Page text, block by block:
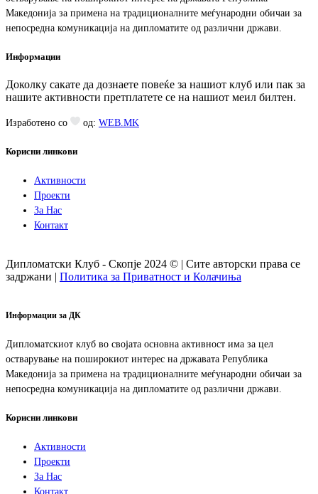
Македонија за примена на традиционалните меѓународни обичаи за
непосредна комуникација на дипломатите од различни држави.
Информации
Доколку сакате да дознаете повеќе за нашиот клуб или пак за
нашите активности претплатете се на нашиот меил билтен.
Изработено со од: WEB.MK
Корисни линкови
Активности
Проекти
За Нас
Контакт
Дипломатски Клуб - Скопје 2024 © | Сите авторски права се
задржани | Политика за Приватност и Колачиња
Информации за ДК
Дипломатскиот клуб во својата основна активност има за цел
остварување на поширокиот интерес на државата Република
Македонија за примена на традиционалните меѓународни обичаи за
непосредна комуникација на дипломатите од различни држави.
Корисни линкови
Активности
Проекти
За Нас
Контакт